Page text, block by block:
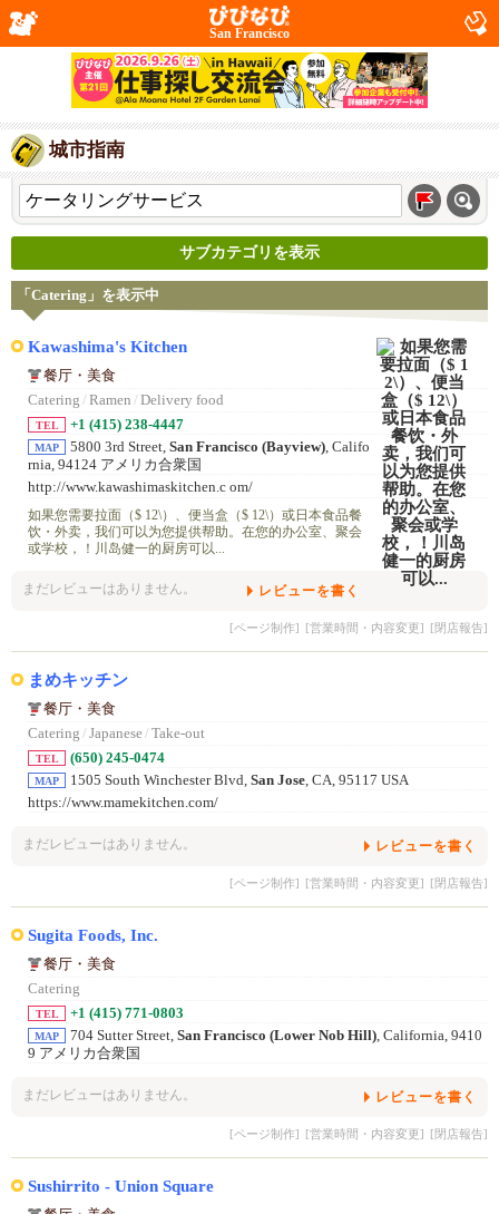
San Francisco
城市指南
サブカテゴリを表示
「Catering」を表示中
Kawashima's Kitchen
餐厅・美食
Catering / Ramen / Delivery food
TEL +1 (415) 238-4447
MAP 5800 3rd Street, San Francisco (Bayview), Califo
rnia, 94124 アメリカ合衆国
http://www.kawashimaskitchen.c om/
如果您需要拉面（$ 12\）、便当盒（$ 12\）或日本食品餐
饮・外卖，我们可以为您提供帮助。在您的办公室、聚会
或学校，！川岛健一的厨房可以...
まだレビューはありません。 レビューを書く
[ページ制作] [営業時間・内容変更] [閉店報告]
まめキッチン
餐厅・美食
Catering / Japanese/ Take-out
TEL (650) 245-0474
MAP 1505 South Winchester Blvd, San Jose , CA, 95117 USA
https://www.mamekitchen.com/
まだレビューはありません。 レビューを書く
[ページ制作] [営業時間・内容変更] [閉店報告]
Sugita Foods, Inc.
餐厅・美食
Catering
TEL +1 (415) 771-0803
MAP 704 Sutter Street, San Francisco (Lower Nob Hill), California, 9410
9 アメリカ合衆国
まだレビューはありません。 レビューを書く
[ページ制作] [営業時間・内容変更] [閉店報告]
Sushirrito - Union Square